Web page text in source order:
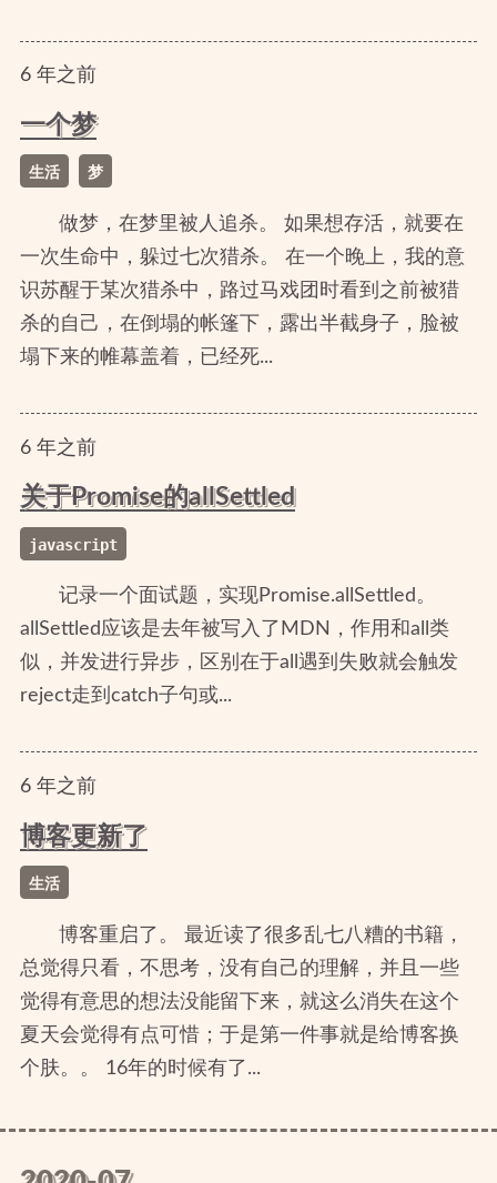
6年之前
一个梦
生活 梦
做梦，在梦里被人追杀。 如果想存活，就要在
一次生命中，躲过七次猎杀。 在一个晚上，我的意
识苏醒于某次猎杀中，路过马戏团时看到之前被猎
杀的自己，在倒塌的帐篷下，露出半截身子，脸被
塌下来的帷幕盖着，已经死...
6年之前
关于Promise的allSettled
javascript
记录一个面试题，实现Promise.allSettled。
allSettled应该是去年被写入了MDN，作用和all类
似，并发进行异步，区别在于all遇到失败就会触发
reject走到catch子句或...
6年之前
博客更新了
生活
博客重启了。 最近读了很多乱七八糟的书籍，
总觉得只看，不思考，没有自己的理解，并且一些
觉得有意思的想法没能留下来，就这么消失在这个
夏天会觉得有点可惜；于是第一件事就是给博客换
个肤。。 16年的时候有了...